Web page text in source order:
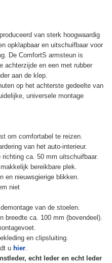
van sterk hoogwaardig
opklapbaar en uitschuifbaar voor
De ComfortS armsteun is
achterzijde en een met rubber
aan de klep.
op het achterste gedeelte van
universele montage
om comfortabel te reizen.
van het auto-interieur.
ca. 50 mm uitschuifbaar.
bereikbare plek.
en nieuwsgierige blikken.
niet
van de stoelen.
breedte ca. 100 mm (bovendeel).
en clipsluiting.
u hier.
echt leder en echt leder